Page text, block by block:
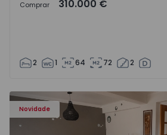
Comprar 310.000 €
2 1 64 72 2
Novidade
- 1573477 - 14
Apartamento T3 Barreiro, Sto. Ant.